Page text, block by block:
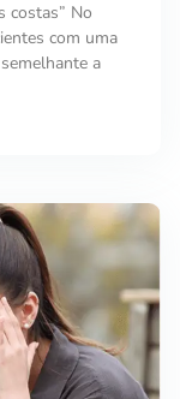
costas” No
com uma
a